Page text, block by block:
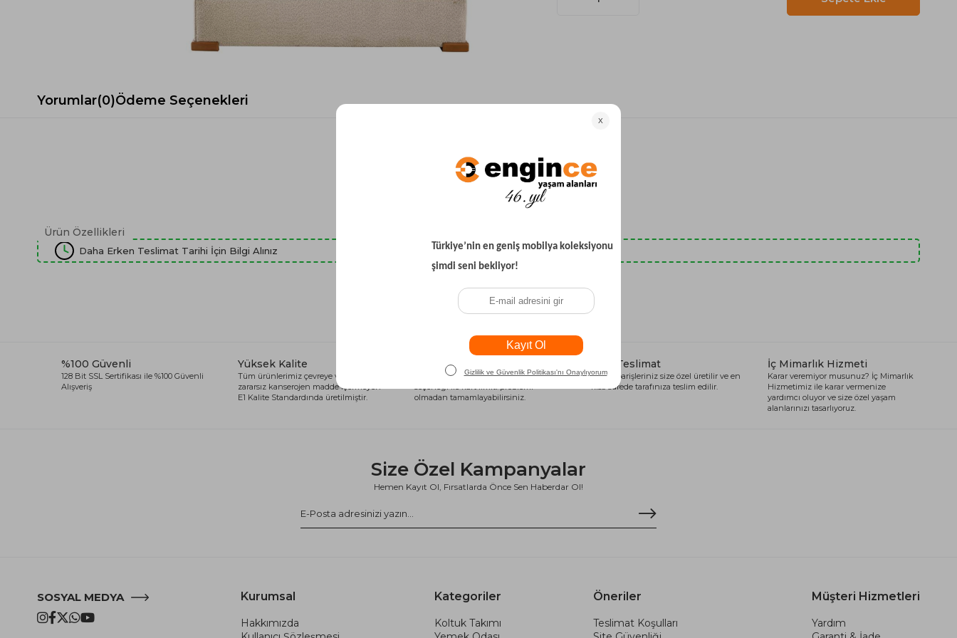
Ev Tekstili
Gri TV Ünitesi
Beyaz TV Ünitesi
Siyah TV Ünitesi
Dresuar
Yataklı Koltuk
Köşe Koltuk
Modern Köşe Koltuk
Yorumlar(0)Ödeme Seçenekleri
Ürün Özellikleri
Daha Erken Teslimat Tarihi İçin Bilgi Alınız
Son Baktıklarınız
%100 Güvenli
128 Bit SSL Sertifikası ile %100 Güvenli
Alışveriş
Yüksek Kalite
Tüm ürünlerimiz çevreye ve sağlığa
zararsız kanserojen madde içermeyen
E1 Kalite Standardında üretilmiştir.
Alışveriş Kredisi
Siparişlerinizi anında alışveriş kredisi
seçeneği ile kart limiti problemi
olmadan tamamlayabilirsiniz.
Hızlı Teslimat
Tüm siparişleriniz size özel üretilir ve en
kısa sürede tarafınıza teslim edilir.
İç Mimarlık Hizmeti
Karar veremiyor musunuz? İç Mimarlık
Hizmetimiz ile karar vermenize
yardımcı oluyor ve size özel yaşam
alanlarınızı tasarlıyoruz.
Size Özel Kampanyalar
Hemen Kayıt Ol, Fırsatlarda Önce Sen Haberdar Ol!
SOSYAL MEDYA Kurumsal
Hakkımızda
Kategoriler
Koltuk Takımı
Öneriler
Teslimat Koşulları
Müşteri Hizmetleri
Yardım